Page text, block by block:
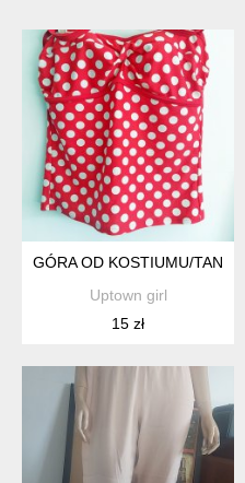
GÓRA OD KOSTIUMU/TANKINI
Uptown girl
15 zł